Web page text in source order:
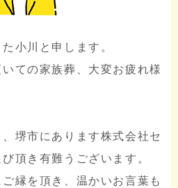
小川と申します。
ての家族葬、大変お疲れ様
堺市にあります株式会社セ
頂き有難うございます。
縁を頂き、温かいお言葉も